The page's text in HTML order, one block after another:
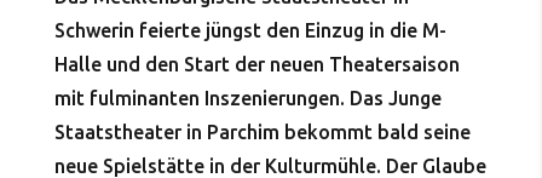
Schwerin feierte jüngst den Einzug in die M-
Halle und den Start der neuen Theatersaison
mit fulminanten Inszenierungen. Das Junge
Staatstheater in Parchim bekommt bald seine
neue Spielstätte in der Kulturmühle. Der Glaube